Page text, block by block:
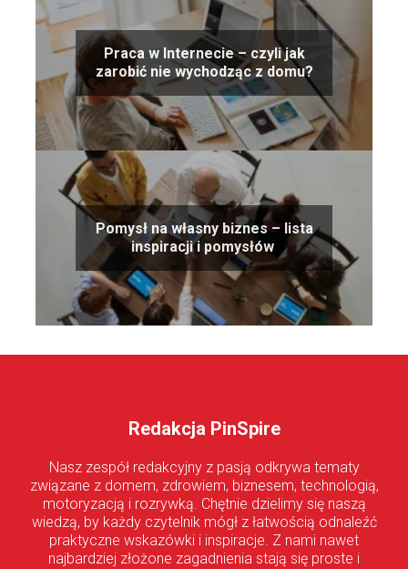
Praca w Internecie – czyli jak
zarobić nie wychodząc z domu?
Pomysł na własny biznes – lista
inspiracji i pomysłów
Redakcja PinSpire
Nasz zespół redakcyjny z pasją odkrywa tematy
związane z domem, zdrowiem, biznesem, technologią,
motoryzacją i rozrywką. Chętnie dzielimy się naszą
wiedzą, by każdy czytelnik mógł z łatwością odnaleźć
praktyczne wskazówki i inspiracje. Z nami nawet
najbardziej złożone zagadnienia stają się proste i